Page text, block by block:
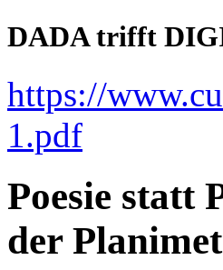
DADA trifft
https://
1.pdf
Poesie statt
der